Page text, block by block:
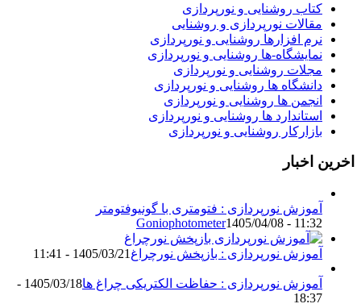
کتاب روشنایی و نورپردازی
مقالات نورپردازی و روشنایی
نرم افزارها روشنایی و نورپردازی
نمایشگاه-ها روشنایی و نورپردازی
مجلات روشنایی و نورپردازی
دانشگاه ها روشنایی و نورپردازی
انجمن ها روشنایی و نورپردازی
استاندارد ها روشنایی و نورپردازی
بازارکار روشنایی و نورپردازی
اخرین اخبار
آموزش نورپردازی : فتومتری با گونیوفتومتر
Goniophotometer1405/04/08 - 11:32
آموزش نورپردازی : بازپخش نورچراغ 1405/03/21 - 11:41
آموزش نورپردازی : حفاظت الکتریکی چراغ ها
1405/03/18 -
18:37